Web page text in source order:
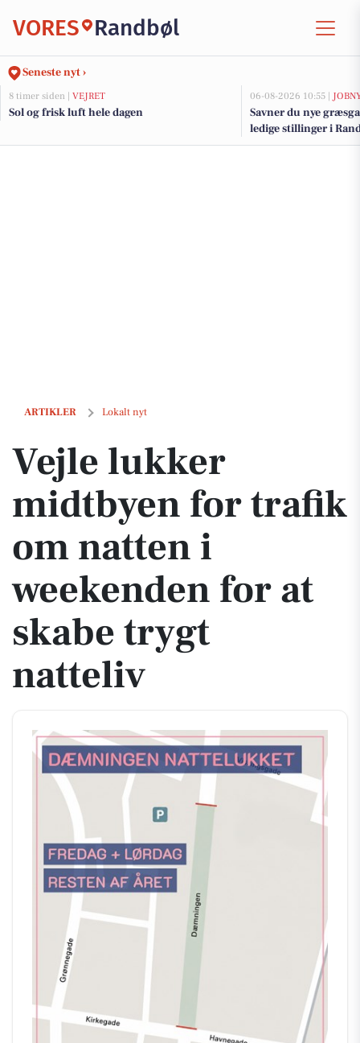
VORES Randbøl
Seneste nyt ›
8 timer siden | VEJRET
Sol og frisk luft hele dagen
06-08-2026 10:55 |
Savner du nye
ledige stillinger i
ARTIKLER Lokalt nyt
Vejle lukker midtbyen for trafik om natten i weekenden for at skabe
Vejle lukker
midtbyen for trafik
om natten i
weekenden for at
skabe trygt
natteliv